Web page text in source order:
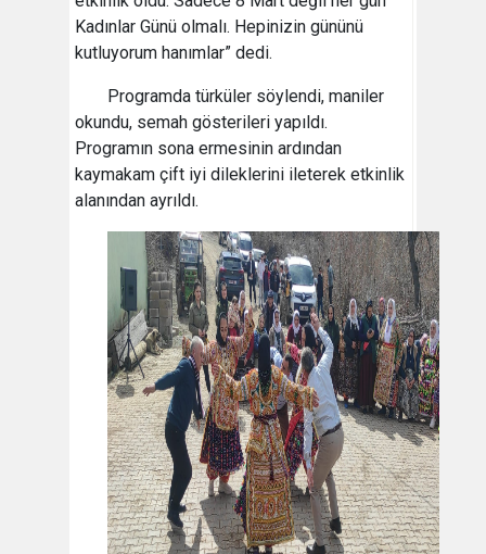
Kadınlar Günü olmalı. Hepinizin gününü
kutluyorum hanımlar” dedi.
Programda türküler söylendi, maniler
okundu, semah gösterileri yapıldı.
Programın sona ermesinin ardından
kaymakam çift iyi dileklerini ileterek etkinlik
alanından ayrıldı.